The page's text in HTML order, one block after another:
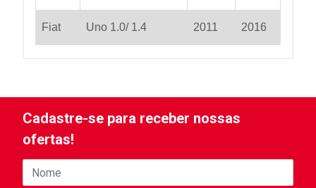
Fiat Uno 1.0/ 1.4 2011 2016
Cadastre-se para receber nossas
ofertas!